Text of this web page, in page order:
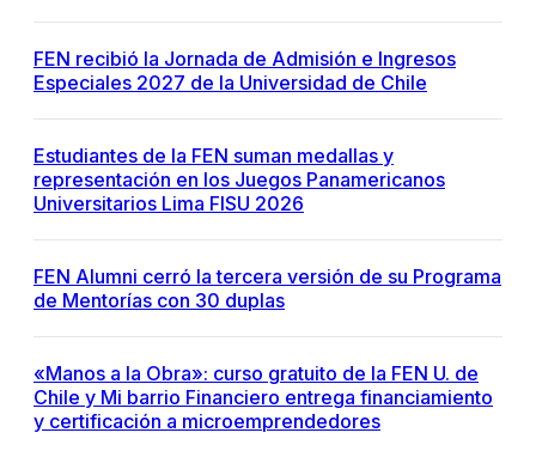
FEN recibió la Jornada de Admisión e Ingresos
Especiales 2027 de la Universidad de Chile
Estudiantes de la FEN suman medallas y
representación en los Juegos Panamericanos
Universitarios Lima FISU 2026
FEN Alumni cerró la tercera versión de su Programa
de Mentorías con 30 duplas
«Manos a la Obra»: curso gratuito de la FEN U. de
Chile y Mi barrio Financiero entrega financiamiento
y certificación a microemprendedores